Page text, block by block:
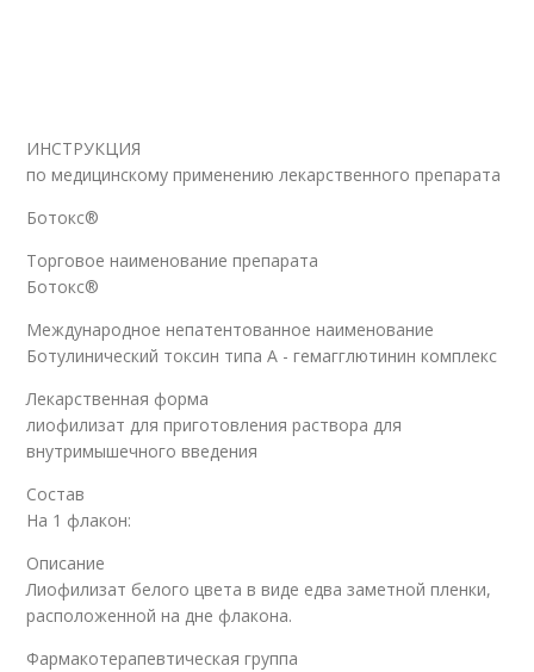
ИНСТРУКЦИЯ
по медицинскому применению лекарственного препарата
Ботокс®
Торговое наименование препарата
Ботокс®
Международное непатентованное наименование
Ботулинический токсин типа A - гемагглютинин комплекс
Лекарственная форма
лиофилизат для приготовления раствора для
внутримышечного введения
Состав
На 1 флакон:
Описание
Лиофилизат белого цвета в виде едва заметной пленки,
расположенной на дне флакона.
Фармакотерапевтическая группа